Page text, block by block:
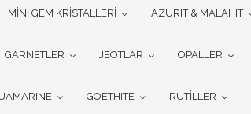
MİNİ GEM KRİSTALLERİ AZURIT & MALAHIT
GARNETLER JEOTLAR OPALLER
GOETHITE RUTİLLER